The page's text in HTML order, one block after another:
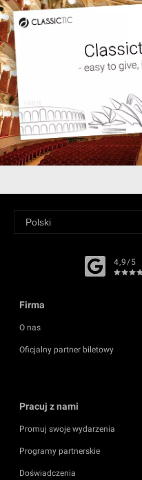
4,9/5
Firma
O nas
Oficjalny partner biletowy
Pracuj z nami
Promuj swoje wydarzenia
Programy partnerskie
Doświadczenia